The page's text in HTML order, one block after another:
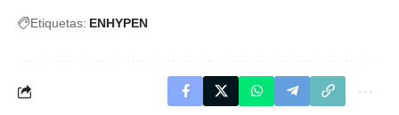
Etiquetas: ENHYPEN